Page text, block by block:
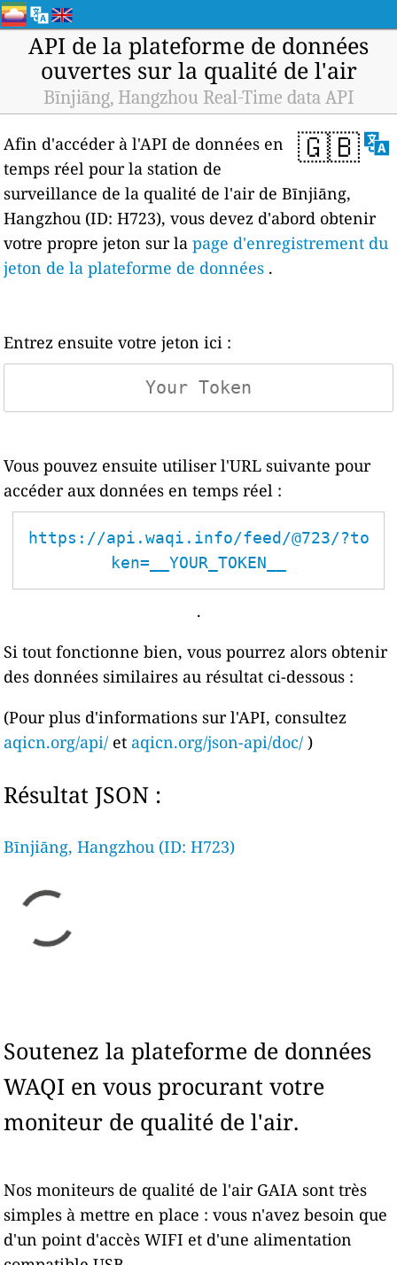
API de la plateforme de données
ouvertes sur la qualité de l'air
Bīnjiāng, Hangzhou Real-Time data API
🇬🇧
Afin d'accéder à l'API de données en
temps réel pour la station de
surveillance de la qualité de l'air de Bīnjiāng,
Hangzhou (ID: H723), vous devez d'abord obtenir
votre propre jeton sur lapage d'enregistrement du
jeton de la plateforme de données .
Entrez ensuite votre jeton ici :
Vous pouvez ensuite utiliser l'URL suivante pour
accéder aux données en temps réel :
https://api.waqi.info/feed/@723/?to
ken=__YOUR_TOKEN__
.
Si tout fonctionne bien, vous pourrez alors obtenir
des données similaires au résultat ci-dessous :
(Pour plus d'informations sur l'API, consultez
aqicn.org/api/ et aqicn.org/json-api/doc/ )
Résultat JSON :
Bīnjiāng, Hangzhou (ID: H723)
Soutenez la plateforme de données
WAQI en vous procurant votre
moniteur de qualité de l'air.
Nos moniteurs de qualité de l'air GAIA sont très
simples à mettre en place : vous n'avez besoin que
d'un point d'accès WIFI et d'une alimentation